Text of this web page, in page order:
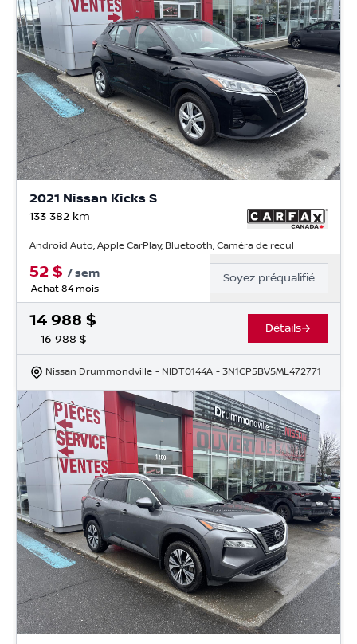
2021 Nissan Kicks S
133 382 km
Android Auto, Apple CarPlay, Bluetooth, Caméra de recul
52 $ /sem
Achat 84 mois
Soyez préqualifié
14 988 $
16 988$
Détails
Nissan Drummondville - NIDT0144A - 3N1CP5BV5ML472771